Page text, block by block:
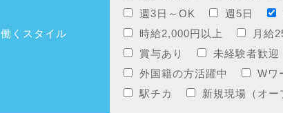
働くスタイル
週3日～OK
週5日
時給2,000円以上
月給
賞与あり
未経験者歓迎
外国籍の方活躍中
Wワ
駅チカ
新規現場（オー